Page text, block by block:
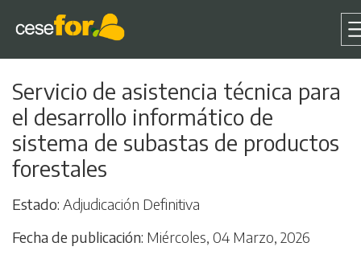
al
contenido
principal
Servicio de asistencia técnica para
el desarrollo informático de
sistema de subastas de productos
forestales
Estado Adjudicación Definitiva
Fecha de publicación Miércoles, 04 Marzo, 2026